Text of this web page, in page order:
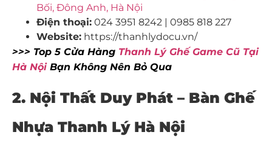
Bối, Đông Anh, Hà Nội
Điện thoại: 024 3951 8242 | 0985 818 227
Website: https://thanhlydocu.vn/
>>> Top 5 Cửa Hàng Thanh Lý Ghế Game Cũ Tại
Hà NộiBạn Không Nên Bỏ Qua
2. Nội Thất Duy Phát – Bàn Ghế
Nhựa Thanh Lý Hà Nội